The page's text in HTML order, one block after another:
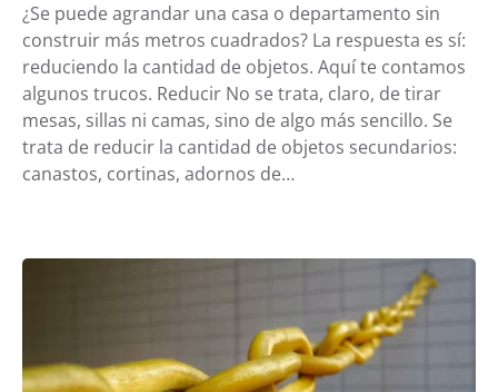
¿Se puede agrandar una casa o departamento sin
construir más metros cuadrados? La respuesta es sí:
reduciendo la cantidad de objetos. Aquí te contamos
algunos trucos. Reducir No se trata, claro, de tirar
mesas, sillas ni camas, sino de algo más sencillo. Se
trata de reducir la cantidad de objetos secundarios:
canastos, cortinas, adornos de…